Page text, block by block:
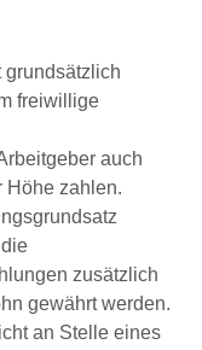
grundsätzlich
freiwillige
auch
Höhe zahlen.
zusätzlich
gewährt werden.
an Stelle eines